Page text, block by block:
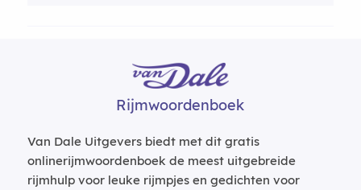
Rijmwoordenboek
Van Dale Uitgevers biedt met dit gratis
onlinerijmwoordenboek de meest uitgebreide
rijmhulp voor leuke rijmpjes en gedichten voor